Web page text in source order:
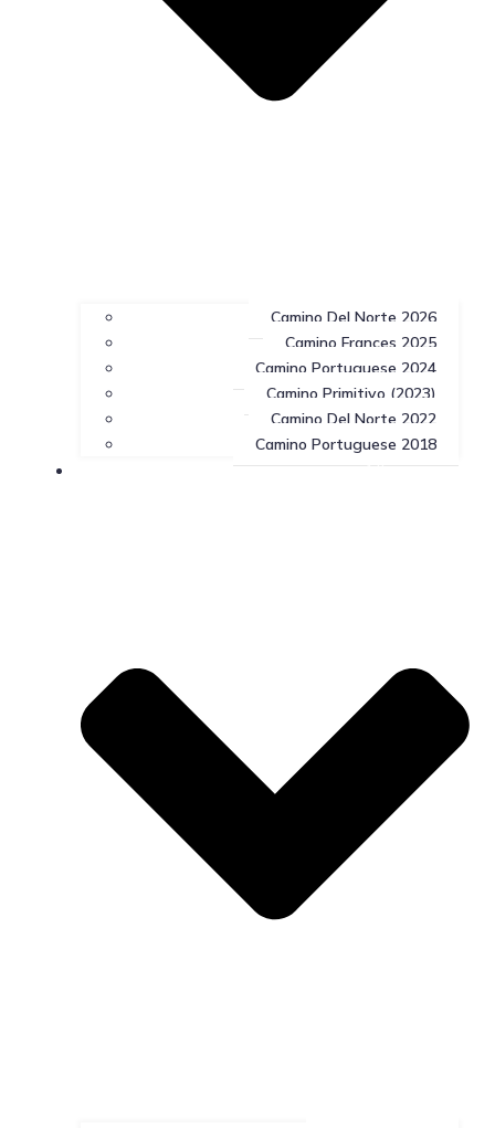
Camino Del Norte 2026
Camino Frances 2025
Camino Portuguese 2024
Camino Primitivo (2023)
Camino Del Norte 2022
Camino Portuguese 2018
Allgemeines